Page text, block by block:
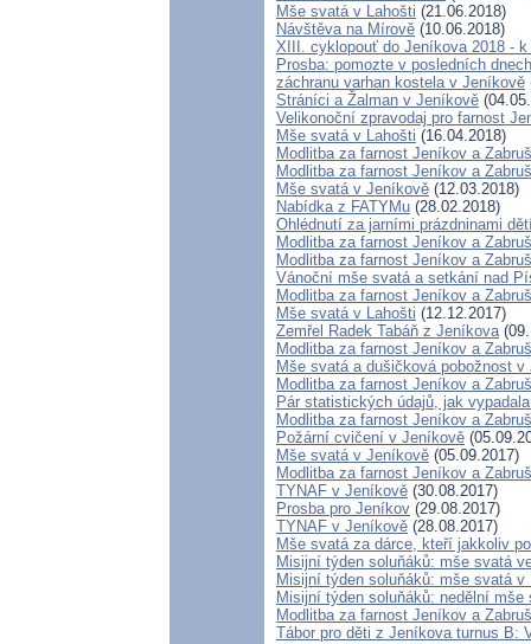
Mše svatá v Lahošti (21.06.2018)
Návštěva na Mírově (10.06.2018)
XIII. cyklopouť do Jeníkova 2018 -
Prosba: pomozte v posledních
záchranu varhan kostela v Jeníkově
Stráníci a Žalman v Jeníkově
Velikonoční zpravodaj pro farnost
Mše svatá v Lahošti (16.04.2018)
Modlitba za farnost Jeníkov a
Modlitba za farnost Jeníkov a
Mše svatá v Jeníkově (12.03.2018)
Nabídka z FATYMu (28.02.2018)
Ohlédnutí za jarními prázdninami
Modlitba za farnost Jeníkov a
Modlitba za farnost Jeníkov a
Vánoční mše svatá a setkání nad
Modlitba za farnost Jeníkov a
Mše svatá v Lahošti (12.12.2017)
Zemřel Radek Tabáň z Jeníkova
Modlitba za farnost Jeníkov a
Mše svatá a dušičková pobožnost v
Modlitba za farnost Jeníkov a
Pár statistických údajů, jak
Modlitba za farnost Jeníkov a
Požární cvičení v Jeníkově
Mše svatá v Jeníkově (05.09.2017)
Modlitba za farnost Jeníkov a
TYNAF v Jeníkově (30.08.2017)
Prosba pro Jeníkov (29.08.2017)
TYNAF v Jeníkově (28.08.2017)
Mše svatá za dárce, kteří jakkoliv
Misijní týden soluňáků: mše svatá
Misijní týden soluňáků: mše svatá v
Misijní týden soluňáků: nedělní
Modlitba za farnost Jeníkov a
Tábor pro děti z Jeníkova turnus B: